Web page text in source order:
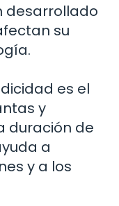
desarrollado
su
es el
y
duración de
a
y a los